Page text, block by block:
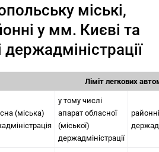
міські,
у мм. Києві та
Ліміт легкових
(міська)
у тому числі
апарат обласної
(міської)
держадміністрації
районні